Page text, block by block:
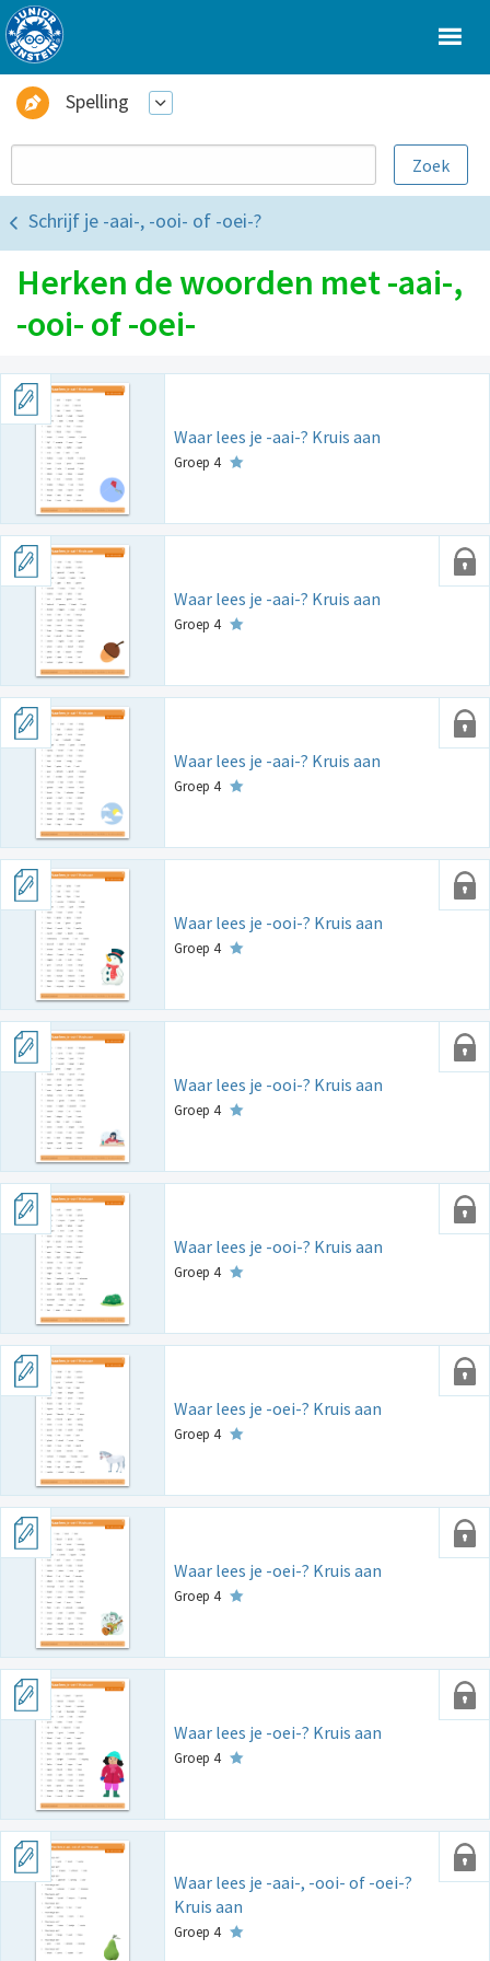
Spelling
Schrijf je -aai-, -ooi- of -oei-?
Herken de woorden met -aai-,
-ooi- of -oei-
Waar lees je -aai-? Kruis aan
Groep 4
Waar lees je -aai-? Kruis aan
Groep 4
Waar lees je -aai-? Kruis aan
Groep 4
Waar lees je -ooi-? Kruis aan
Groep 4
Waar lees je -ooi-? Kruis aan
Groep 4
Waar lees je -ooi-? Kruis aan
Groep 4
Waar lees je -oei-? Kruis aan
Groep 4
Waar lees je -oei-? Kruis aan
Groep 4
Waar lees je -oei-? Kruis aan
Groep 4
Waar lees je -aai-, -ooi- of -oei-?
Kruis aan
Groep 4